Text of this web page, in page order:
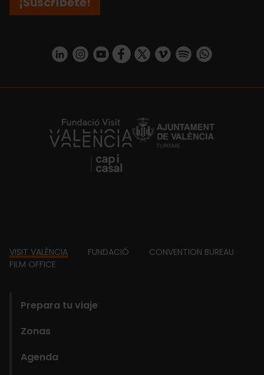
https://www.linkedin.com/company/turismo-valencia/mycompany/
https://www.instagram.com/visit_valencia/
https://www.youtube.com/user/
https://www.facebook.com/
https://twitter.com/
https://vimeo.com/
https://https://api.whatsapp.com/
https://fundacion.visitvalencia.com/
Footer
VISIT VALÈNCIA FUNDACIÓ
CONVENTION BUREAU
FILM OFFICE
Prepara tu viaje
Zonas
Agenda